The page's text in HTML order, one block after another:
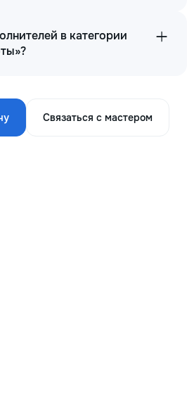
в категории
Связаться с мастером